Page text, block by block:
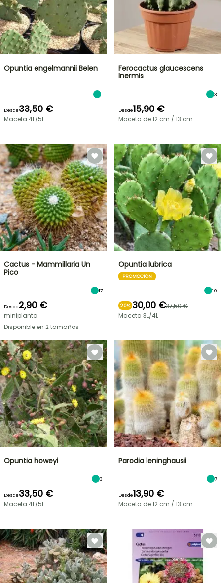
Opuntia engelmannii Belen
1
Desde33,50 €
Maceta 4L/5L
Ferocactus glaucescens
Inermis
3
Desde15,90 €
Maceta de 12 cm / 13 cm
Cactus - Mammillaria Un
Pico
17
Desde2,90 €
miniplanta
Disponible en 2 tamaños
Opuntia lubrica
PROMOCIÓN
10
20% 30,00 €37,50 €
Maceta 3L/4L
Opuntia howeyi
3
Desde33,50 €
Maceta 4L/5L
Parodia leninghausii
7
Desde13,90 €
Maceta de 12 cm / 13 cm